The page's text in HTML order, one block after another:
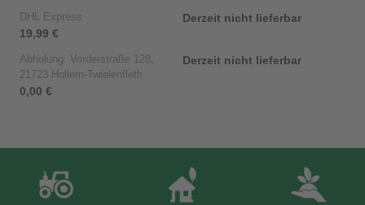
DHL Express
19,99 €
Derzeit nicht lieferbar
Abholung: Vorderstraße 128,
21723 Hollern-Twielenfleth
0,00 €
Derzeit nicht lieferbar